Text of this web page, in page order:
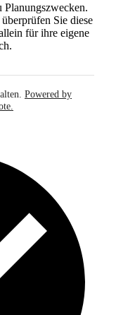
Sie diese
für ihre eigene
Powered by